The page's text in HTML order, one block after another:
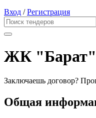
Вход /Регистрация
ЖК "Барат"
Заключаешь договор?
Общая